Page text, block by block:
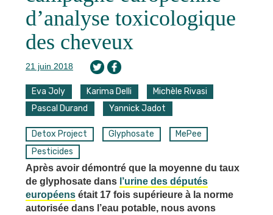
d’analyse toxicologique
des cheveux
21 juin 2018
Eva Joly Karima Delli
Michèle Rivasi
Pascal Durand
Yannick Jadot
Detox Project Glyphosate
MePee
Pesticides
Après avoir démontré que la moyenne du taux
de glyphosate dans l’urine des députés
européens était 17 fois supérieure à la norme
autorisée dans l’eau potable, nous avons